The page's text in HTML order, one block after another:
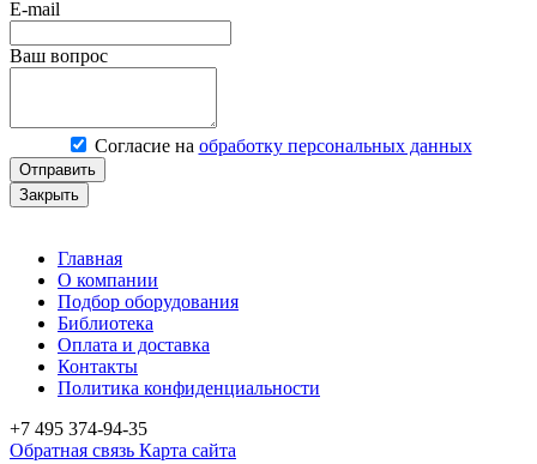
E-mail
Ваш вопрос
Согласие на обработку персональных данных
Отправить
Закрыть
Главная
О компании
Подбор оборудования
Библиотека
Оплата и доставка
Контакты
Политика конфиденциальности
+7 495 374-94-35
Обратная связь Карта сайта